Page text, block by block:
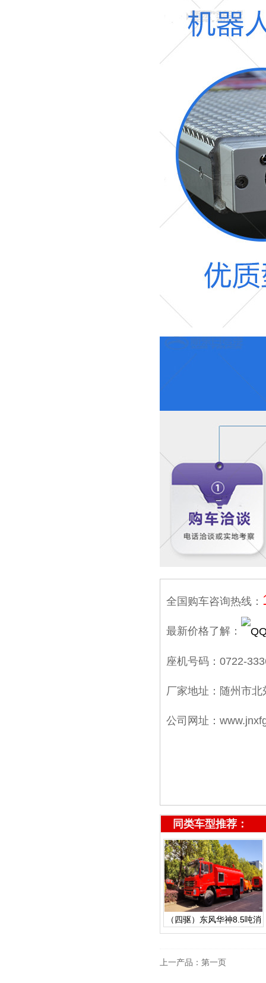
全国购车咨询热线：
最新价格了解：
座机号码：0722-
厂家地址：随州市
公司网址：
同类车型推荐：
（四驱）东风华神8.5吨消
防洒水车
上一产品： 第一页